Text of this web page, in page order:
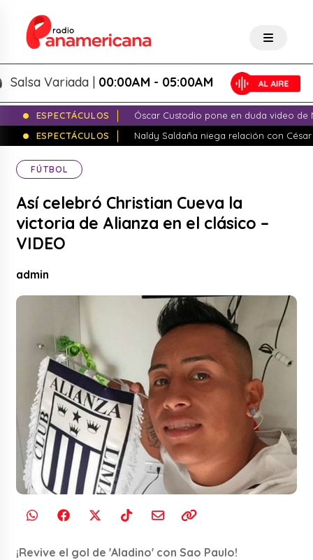
Variada |00:00AM - 05:00AM
ESPECTÁCULOS
Óscar Custodio pone en duda video de
ESPECTÁCULOS
Naldy Saldaña niega relación con
FÚTBOL
Así celebró Christian Cueva la
victoria de Alianza en el clásico –
VIDEO
admin
¡Revive el gol de 'Aladino' con Sao Paulo!